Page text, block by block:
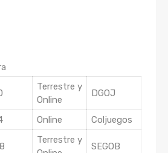
Terrestre y
Online
DGOJ
Online Coljuegos
Terrestre y
SEGOB